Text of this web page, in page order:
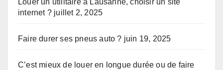
Louer un utilitaire à Lausanne, choisir un site
internet ? juillet 2, 2025
Faire durer ses pneus auto ? juin 19, 2025
C’est mieux de louer en longue durée ou de faire